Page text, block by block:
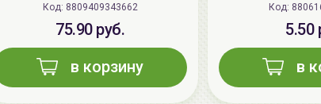
ГЕЛЬТЕК cleansing Маска
пектиновая, 200г, GELTEK
59.00 руб.
124.98 руб. -52%
Код: 8809409343662
75.90 руб.
в корзину
Код:
5.50
в